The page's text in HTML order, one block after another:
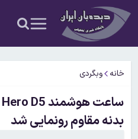
خانه وبگردی
بدنه مقاوم رونمایی شد